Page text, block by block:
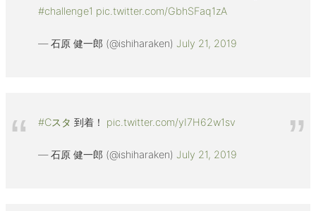
#challenge1 pic.twitter.com/GbhSFaq1zA
— 石原 健一郎 (@ishiharaken)July 21, 2019
#Cスタ 到着！ pic.twitter.com/yI7H62w1sv
— 石原 健一郎 (@ishiharaken)July 21, 2019